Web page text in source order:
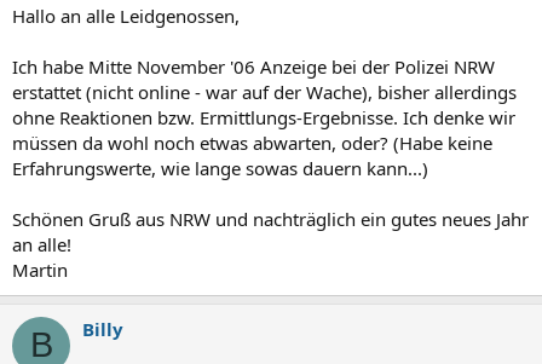
Hallo an alle Leidgenossen,
Ich habe Mitte November '06 Anzeige bei der Polizei NRW
erstattet (nicht online - war auf der Wache), bisher allerdings
ohne Reaktionen bzw. Ermittlungs-Ergebnisse. Ich denke wir
müssen da wohl noch etwas abwarten, oder? (Habe keine
Erfahrungswerte, wie lange sowas dauern kann...)
Schönen Gruß aus NRW und nachträglich ein gutes neues Jahr
an alle!
Martin
B Billy